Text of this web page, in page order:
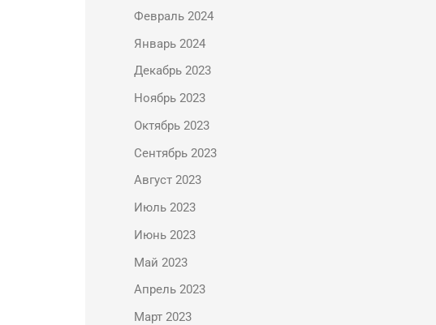
Февраль 2024
Январь 2024
Декабрь 2023
Ноябрь 2023
Октябрь 2023
Сентябрь 2023
Август 2023
Июль 2023
Июнь 2023
Май 2023
Апрель 2023
Март 2023